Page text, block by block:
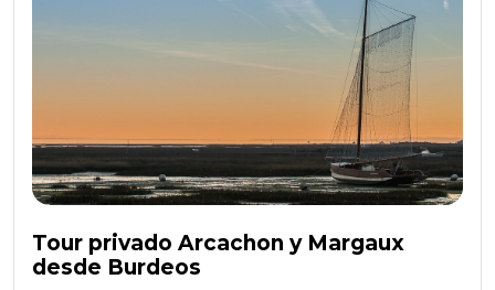
Tour privado Arcachon y Margaux
desde Burdeos